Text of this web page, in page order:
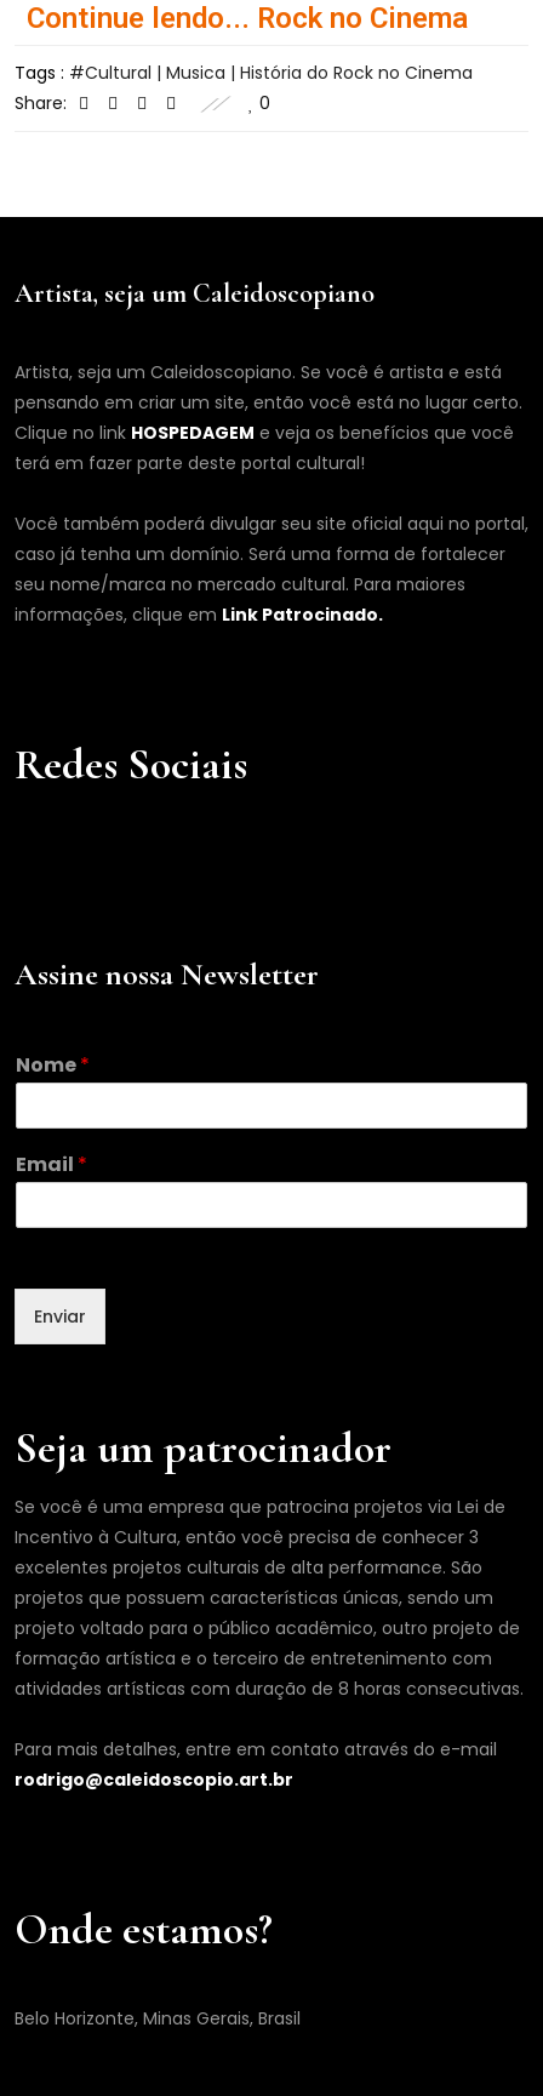
Continue lendo... Rock no Cinema
Tags :
Cultural | Musica | História do Rock no Cinema
Share:
0
Artista, seja um Caleidoscopiano
Artista, seja um Caleidoscopiano. Se você é artista e está
pensando em criar um site, então você está no lugar certo.
Clique no link HOSPEDAGEM e veja os benefícios que você
terá em fazer parte deste portal cultural!
Você também poderá divulgar seu site oficial aqui no portal,
caso já tenha um domínio. Será uma forma de fortalecer
seu nome/marca no mercado cultural. Para maiores
informações, clique em Link Patrocinado.
Redes Sociais
Assine nossa Newsletter
N
o
e
m
i
Nome*
Email *
Enviar
Seja um patrocinador
Se você é uma empresa que patrocina projetos via Lei de
Incentivo à Cultura, então você precisa de conhecer 3
excelentes projetos culturais de alta performance. São
projetos que possuem características únicas, sendo um
projeto voltado para o público acadêmico, outro projeto de
formação artística e o terceiro de entretenimento com
atividades artísticas com duração de 8 horas consecutivas.
Para mais detalhes, entre em contato através do e-mail
rodrigo@caleidoscopio.art.br
Onde estamos?
Belo Horizonte, Minas Gerais, Brasil